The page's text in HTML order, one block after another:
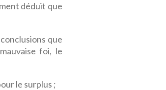
déduit que
que
foi, le
le surplus ;